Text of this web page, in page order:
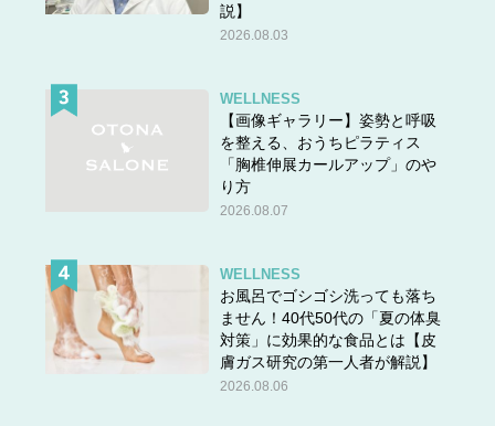
説】
2026.08.03
WELLNESS
【画像ギャラリー】姿勢と呼吸
を整える、おうちピラティス
「胸椎伸展カールアップ」のや
り方
2026.08.07
WELLNESS
お風呂でゴシゴシ洗っても落ち
ません！40代50代の「夏の体臭
対策」に効果的な食品とは【皮
膚ガス研究の第一人者が解説】
2026.08.06